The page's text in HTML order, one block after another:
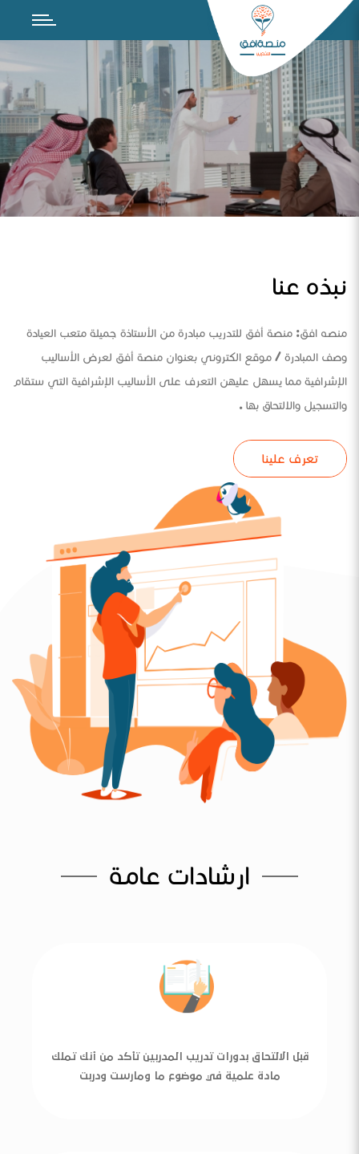
نبذه عنا
منصه افق: منصة أفق للتدريب مبادرة من الأستاذة جميلة متعب العيادة
وصف المبادرة / موقع الكتروني بعنوان منصة أفق لعرض الأساليب
الإشرافية مما يسهل عليهن التعرف على الأساليب الإشرافية التي ستقام
والتسجيل والالتحاق بها .
تعرف علينا
ارشادات عامة
قبل الالتحاق بدورات تدريب المدربين تأكد من أنك تملك
مادة علمية في موضوع ما ومارست ودربت